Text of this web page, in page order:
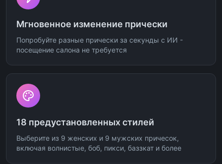
Мгновенное изменение прически
Попробуйте разные прически за секунды с ИИ -
посещение салона не требуется
18 предустановленных стилей
Выберите из 9 женских и 9 мужских причесок,
включая волнистые, боб, пикси, баззкат и более